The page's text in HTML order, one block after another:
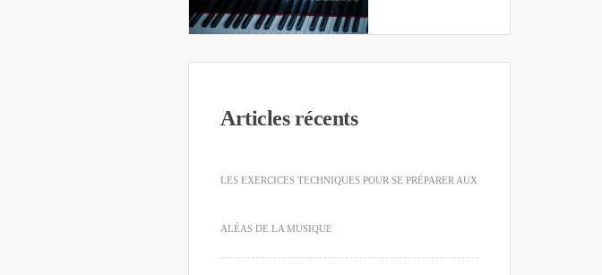
Articles récents
LES EXERCICES TECHNIQUES POUR SE PRÉPARER AUX
ALÉAS DE LA MUSIQUE